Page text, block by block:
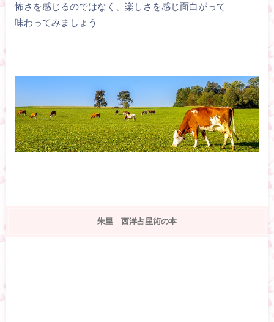
怖さを感じるのではなく、楽しさを感じ面白がって
味わってみましょう
朱里 西洋占星術の本